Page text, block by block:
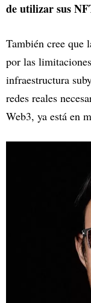
de utilizar sus
También cree que
por las
infraestructura
redes reales
Web3, ya está en